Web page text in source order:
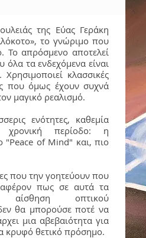
της Εύας Γεράκη
το γνώριμο που
Το απρόσμενο αποτελεί
όλα τα ενδεχόμενα είναι
κλασσικές
που όμως έχουν συχνά
μαγικό ρεαλισμό.
ενότητες, καθεμία
χρονική περίοδο: η
of Mind" και, πιο
που την γοητεύουν που
πως σε αυτά τα
οπτικού
θα μπορούσε ποτέ να
μια αβεβαιότητα για
κρυφό θετικό πρόσημο.